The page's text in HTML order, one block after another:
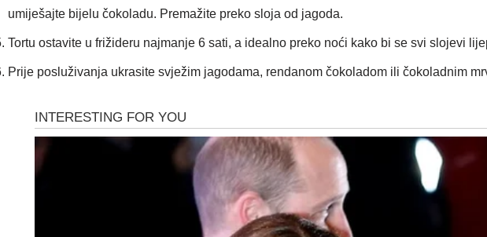
umiješajte bijelu čokoladu. Premažite preko sloja od jagoda.
Tortu ostavite u frižideru najmanje 6 sati, a idealno preko noći kako bi se svi slojevi
Prije posluživanja ukrasite svježim jagodama, rendanom čokoladom ili čokoladnim